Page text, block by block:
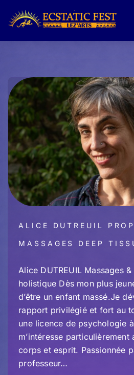
ALICE DUTREUIL
MASSAGES DEEP
Alice DUTREUIL Massages
holistique Dès mon plus
d’être un enfant massé.Je
rapport privilégié et fort au
une licence de psychologie
m’intéresse
corps et esprit. Passionnée
professeur…